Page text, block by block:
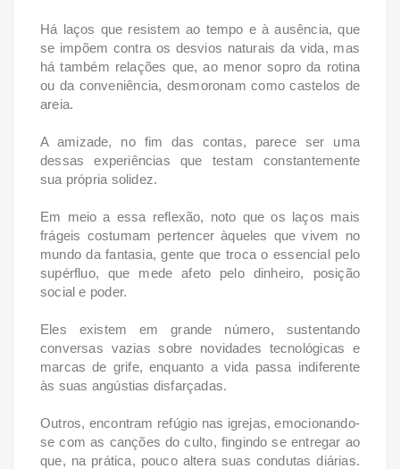
Há laços que resistem ao tempo e à ausência, que
se impõem contra os desvios naturais da vida, mas
há também relações que, ao menor sopro da rotina
ou da conveniência, desmoronam como castelos de
areia.
A amizade, no fim das contas, parece ser uma
dessas experiências que testam constantemente
sua própria solidez.
Em meio a essa reflexão, noto que os laços mais
frágeis costumam pertencer àqueles que vivem no
mundo da fantasia, gente que troca o essencial pelo
supérfluo, que mede afeto pelo dinheiro, posição
social e poder.
Eles existem em grande número, sustentando
conversas vazias sobre novidades tecnológicas e
marcas de grife, enquanto a vida passa indiferente
às suas angústias disfarçadas.
Outros, encontram refúgio nas igrejas, emocionando-
se com as canções do culto, fingindo se entregar ao
que, na prática, pouco altera suas condutas diárias.